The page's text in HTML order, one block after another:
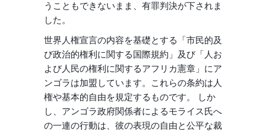
うこともできないまま、有罪判決が下されま
した。
世界人権宣言の内容を基礎とする「市民的及
び政治的権利に関する国際規約」及び「人お
よび人民の権利に関するアフリカ憲章」にア
ンゴラは加盟しています。これらの条約は人
権や基本的自由を規定するものです。 しか
し、アンゴラ政府関係者によるモライス氏へ
の一連の行動は、彼の表現の自由と公平な裁